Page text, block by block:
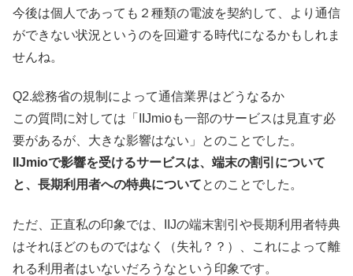
今後は個人であっても２種類の電波を契約して、より通信
ができない状況というのを回避する時代になるかもしれま
せんね。
Q2.総務省の規制によって通信業界はどうなるか
この質問に対しては「IIJmioも一部のサービスは見直す必
要があるが、大きな影響はない」とのことでした。
IIJmioで影響を受けるサービスは、端末の割引について
と、長期利用者への特典についてとのことでした。
ただ、正直私の印象では、IIJの端末割引や長期利用者特典
はそれほどのものではなく（失礼？？）、これによって離
れる利用者はいないだろうなという印象です。